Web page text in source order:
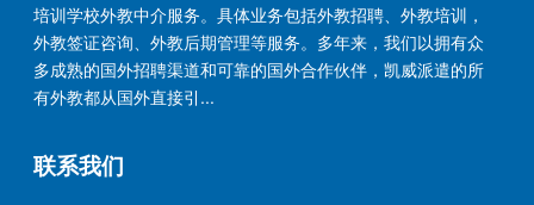
培训学校外教中介服务。具体业务包括外教招聘、外教培训，
外教签证咨询、外教后期管理等服务。多年来，我们以拥有众
多成熟的国外招聘渠道和可靠的国外合作伙伴，凯威派遣的所
有外教都从国外直接引...
联系我们